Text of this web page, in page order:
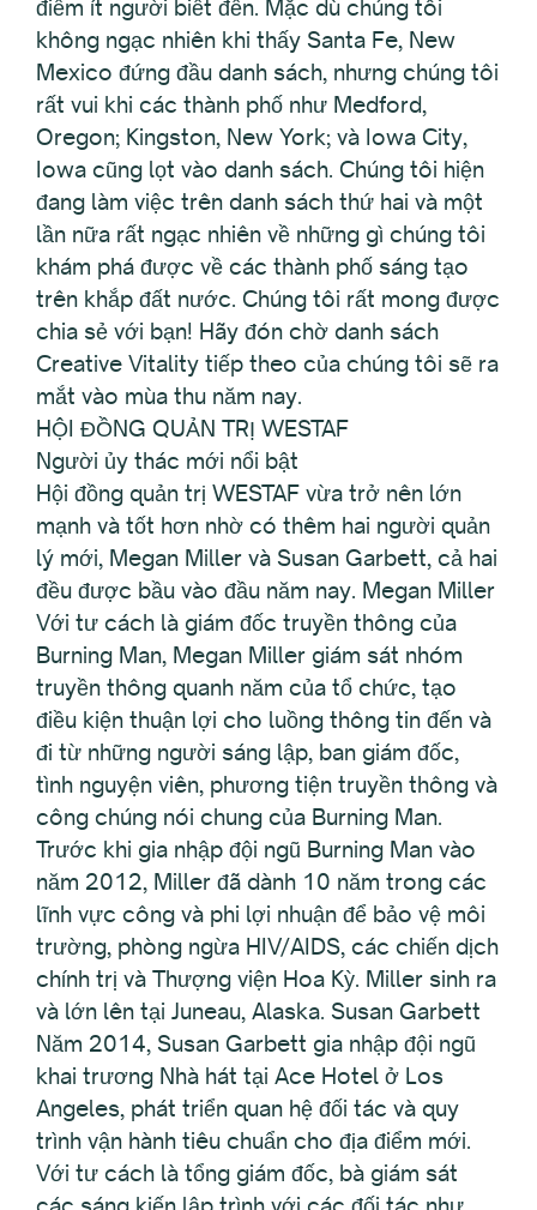
điểm ít người biết đến. Mặc dù chúng tôi
không ngạc nhiên khi thấy Santa Fe, New
Mexico đứng đầu danh sách, nhưng chúng tôi
rất vui khi các thành phố như Medford,
Oregon; Kingston, New York; và Iowa City,
Iowa cũng lọt vào danh sách. Chúng tôi hiện
đang làm việc trên danh sách thứ hai và một
lần nữa rất ngạc nhiên về những gì chúng tôi
khám phá được về các thành phố sáng tạo
trên khắp đất nước. Chúng tôi rất mong được
chia sẻ với bạn! Hãy đón chờ danh sách
Creative Vitality tiếp theo của chúng tôi sẽ ra
mắt vào mùa thu năm nay.
HỘI ĐỒNG QUẢN TRỊ WESTAF
Người ủy thác mới nổi bật
Hội đồng quản trị WESTAF vừa trở nên lớn
mạnh và tốt hơn nhờ có thêm hai người quản
lý mới, Megan Miller và Susan Garbett, cả hai
đều được bầu vào đầu năm nay. Megan Miller
Với tư cách là giám đốc truyền thông của
Burning Man, Megan Miller giám sát nhóm
truyền thông quanh năm của tổ chức, tạo
điều kiện thuận lợi cho luồng thông tin đến và
đi từ những người sáng lập, ban giám đốc,
tình nguyện viên, phương tiện truyền thông và
công chúng nói chung của Burning Man.
Trước khi gia nhập đội ngũ Burning Man vào
năm 2012, Miller đã dành 10 năm trong các
lĩnh vực công và phi lợi nhuận để bảo vệ môi
trường, phòng ngừa HIV/AIDS, các chiến dịch
chính trị và Thượng viện Hoa Kỳ. Miller sinh ra
và lớn lên tại Juneau, Alaska. Susan Garbett
Năm 2014, Susan Garbett gia nhập đội ngũ
khai trương Nhà hát tại Ace Hotel ở Los
Angeles, phát triển quan hệ đối tác và quy
trình vận hành tiêu chuẩn cho địa điểm mới.
Với tư cách là tổng giám đốc, bà giám sát